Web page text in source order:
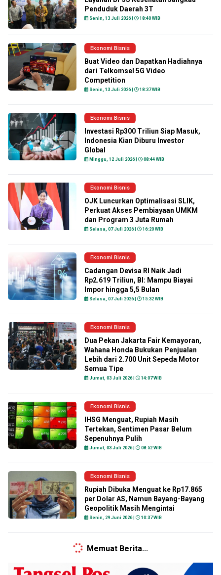
Penduduk Daerah 3T
Senin, 13 Juli 2026 | 18:40 WIB
Ekonomi Bisnis
Buat Video dan Dapatkan Hadiahnya
dari Telkomsel 5G Video
Competition
Senin, 13 Juli 2026 | 18:37 WIB
Ekonomi Bisnis
Investasi Rp300 Triliun Siap Masuk,
Indonesia Kian Diburu Investor
Global
Minggu, 12 Juli 2026 | 08:44 WIB
Ekonomi Bisnis
OJK Luncurkan Optimalisasi SLIK,
Perkuat Akses Pembiayaan UMKM
dan Program 3 Juta Rumah
Selasa, 07 Juli 2026 | 16:20 WIB
Ekonomi Bisnis
Cadangan Devisa RI Naik Jadi
Rp2.619 Triliun, BI: Mampu Biayai
Impor hingga 5,5 Bulan
Selasa, 07 Juli 2026 | 15:32 WIB
Ekonomi Bisnis
Dua Pekan Jakarta Fair Kemayoran,
Wahana Honda Bukukan Penjualan
Lebih dari 2.700 Unit Sepeda Motor
Semua Tipe
Jumat, 03 Juli 2026 | 14:07 WIB
Ekonomi Bisnis
IHSG Menguat, Rupiah Masih
Tertekan, Sentimen Pasar Belum
Sepenuhnya Pulih
Jumat, 03 Juli 2026 | 08:52 WIB
Ekonomi Bisnis
Rupiah Dibuka Menguat ke Rp17.865
per Dolar AS, Namun Bayang-Bayang
Geopolitik Masih Mengintai
Senin, 29 Juni 2026 | 10:37 WIB
Ekonomi Bisnis
Investor Korea Selatan